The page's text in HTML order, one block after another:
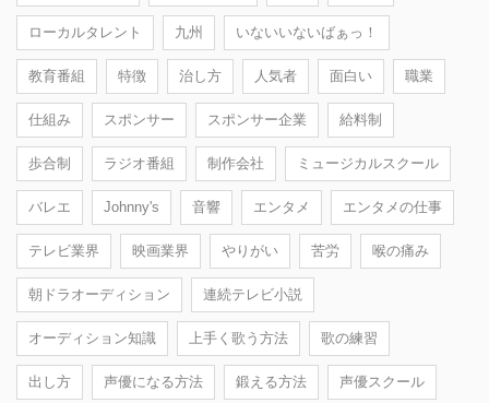
ローカルタレント 九州 いないいないばぁっ！
教育番組 特徴 治し方 人気者 面白い 職業
仕組み スポンサー スポンサー企業 給料制
歩合制 ラジオ番組 制作会社 ミュージカルスクール
バレエ Johnny's 音響 エンタメ エンタメの仕事
テレビ業界 映画業界 やりがい 苦労 喉の痛み
朝ドラオーディション 連続テレビ小説
オーディション知識 上手く歌う方法 歌の練習
出し方 声優になる方法 鍛える方法 声優スクール